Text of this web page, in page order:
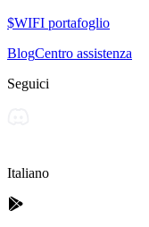
$WIFI portafoglio
BlogCentro assistenza
Seguici
Italiano